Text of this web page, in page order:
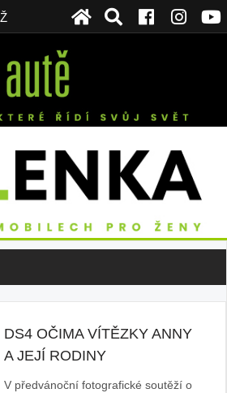
DS4 OČIMA VÍTĚZKY ANNY
A JEJÍ RODINY
V předvánoční fotografické soutěží o